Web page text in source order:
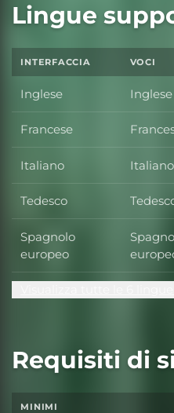
Lingue
INTERFACCIA VOCI
Inglese Inglese
Francese
Italiano Italiano
Tedesco
Spagnolo
europeo
Requisiti di
MINIMI